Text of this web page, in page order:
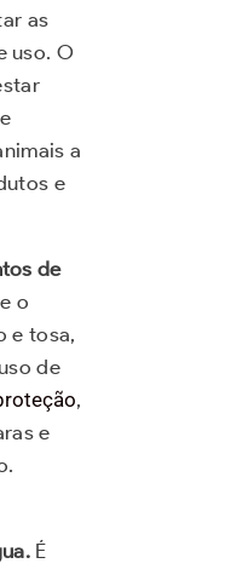
as
uso. O
a
e
de
o
e tosa,
de
,
e
É